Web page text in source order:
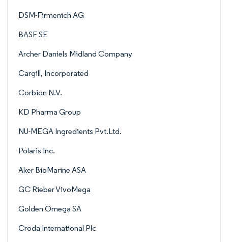
DSM-Firmenich AG
BASF SE
Archer Daniels Midland Company
Cargill, Incorporated
Corbion N.V.
KD Pharma Group
NU-MEGA Ingredients Pvt.Ltd.
Polaris Inc.
Aker BioMarine ASA
GC Rieber VivoMega
Golden Omega SA
Croda International Plc